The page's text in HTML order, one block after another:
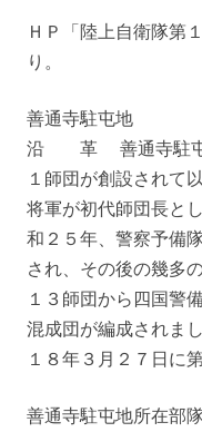
ＨＰ「陸上自衛隊第
り。
善通寺駐屯地
沿 革 善通寺駐屯
１師団が創設されて
将軍が初代師団長と
和２５年、警察予備
され、その後の幾多
１３師団から四国警
混成団が編成されま
１８年３月２７日に
善通寺駐屯地所在部